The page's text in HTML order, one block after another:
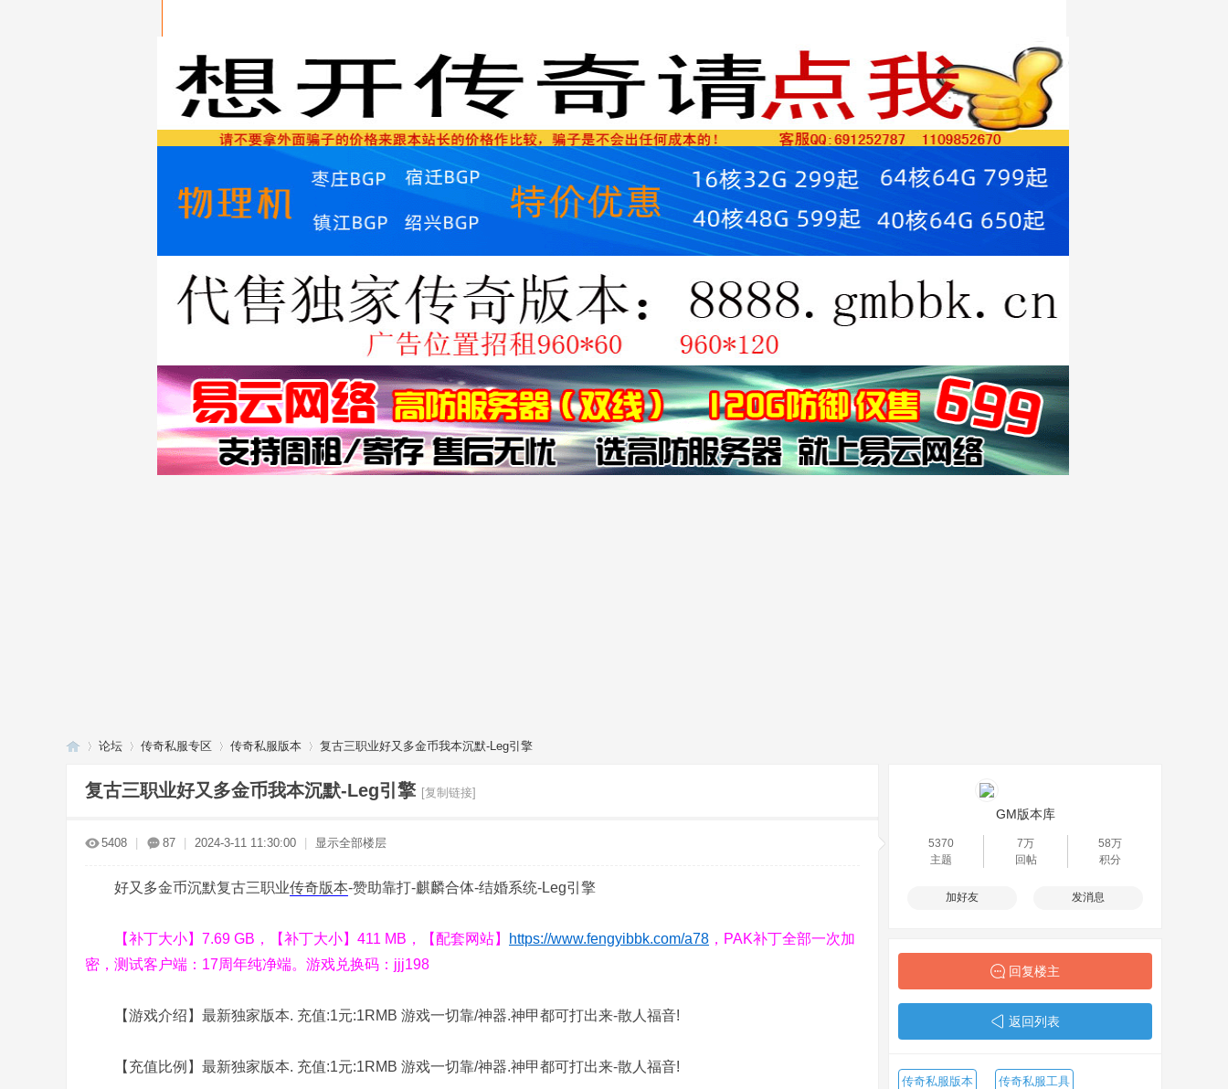
论坛 传奇私服专区 传奇私服版本 复古三职业好又多金币我本沉默-Leg引擎
复古三职业好又多金币我本沉默-Leg引擎 [复制链接]
5408 87 2024-3-11 11:30:00 显示全部楼层
好又多金币沉默复古三职业传奇版本-赞助靠打-麒麟合体-结婚系统-Leg引擎
【补丁大小】7.69 GB，【补丁大小】411 MB，【配套网站】 https://www.fengyibbk.com/a78 ，PAK补丁全部一次加
密，测试客户端：17周年纯净端。游戏兑换码：jjj198
【游戏介绍】最新独家版本. 充值:1元:1RMB 游戏一切靠/神器.神甲都可打出来-散人福音!
【充值比例】最新独家版本. 充值:1元:1RMB 游戏一切靠/神器.神甲都可打出来-散人福音!
GM版本库
5370
主题
7万
回帖
58万
积分
加好友 发消息
回复楼主
返回列表
传奇私服版本 传奇私服工具